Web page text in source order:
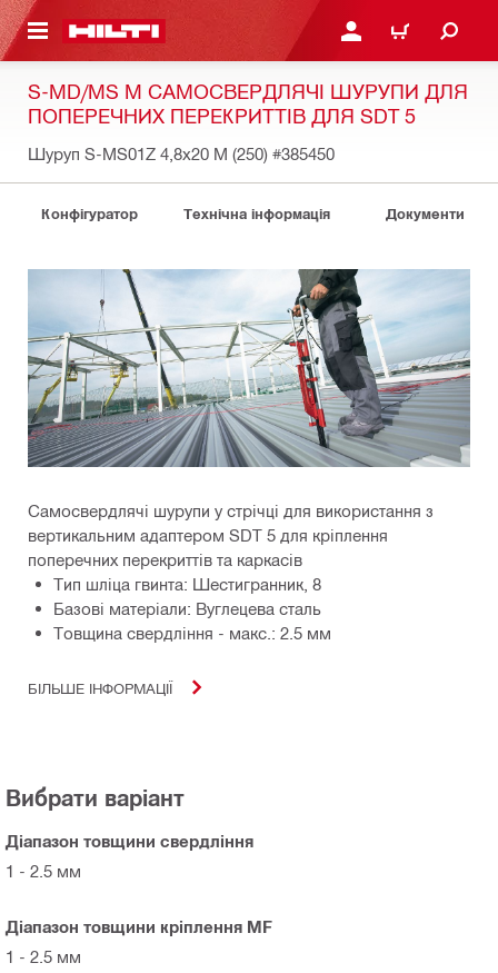
ЗМІСТУ УВІЙТИ АБО
КОШИК
S-MD/MS M САМОСВЕРДЛЯЧІ ШУРУПИ ДЛЯ
ПОПЕРЕЧНИХ ПЕРЕКРИТТІВ ДЛЯ SDT 5
Шуруп S-MS01Z 4,8x20 M (250) #385450
Конфігуратор Технічна інформація Документи
Самосвердлячі шурупи у стрічці для використання з
вертикальним адаптером SDT 5 для кріплення
поперечних перекриттів та каркасів
Тип шліца гвинта: Шестигранник, 8
Базові матеріали: Вуглецева сталь
Товщина свердління - макс.: 2.5 мм
БІЛЬШЕ ІНФОРМАЦІЇ
Вибрати варіант
Діапазон товщини свердління
1 - 2.5 мм
Діапазон товщини кріплення MF
1 - 2.5 мм